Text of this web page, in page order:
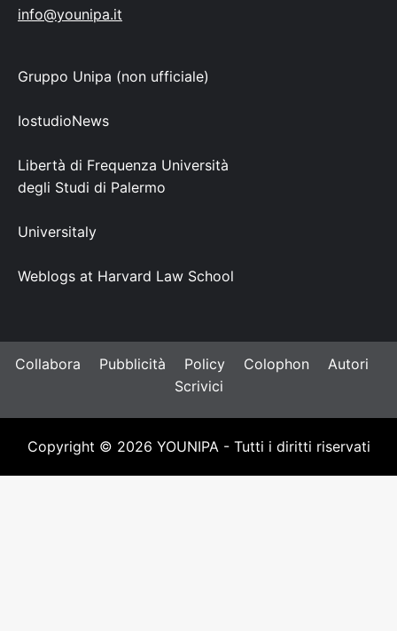
info@younipa.it
Gruppo Unipa (non ufficiale)
IostudioNews
Libertà di Frequenza Università
degli Studi di Palermo
Universitaly
Weblogs at Harvard Law School
Collabora Pubblicità Policy Colophon
Autori
Scrivici
Copyright © 2026 YOUNIPA - Tutti i diritti riservati